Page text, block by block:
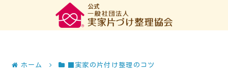
ホーム ■実家の片付け整理のコツ